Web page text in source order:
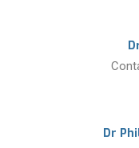
Dr